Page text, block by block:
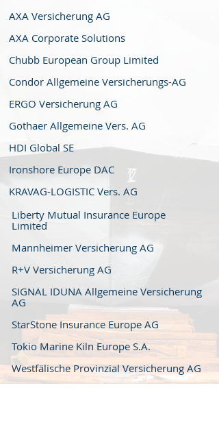
AXA Versicherung AG
AXA Corporate Solutions
Chubb European Group Limited
Condor Allgemeine Versicherungs-AG
ERGO Versicherung AG
Gothaer Allgemeine Vers. AG
HDI Global SE
Ironshore Europe DAC
KRAVAG-LOGISTIC Vers. AG
Liberty Mutual Insurance Europe
Limited
Mannheimer Versicherung AG
R+V Versicherung AG
SIGNAL IDUNA Allgemeine Versicherung
AG
StarStone Insurance Europe AG
Tokio Marine Kiln Europe S.A.
Westfälische Provinzial Versicherung AG